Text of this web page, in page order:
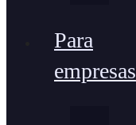
Para
empresas